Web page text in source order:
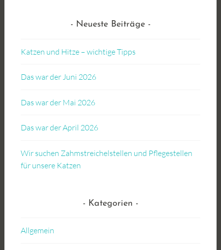
Neueste Beiträge
Katzen und Hitze – wichtige Tipps
Das war der Juni 2026
Das war der Mai 2026
Das war der April 2026
Wir suchen Zahmstreichelstellen und Pflegestellen
für unsere Katzen
Kategorien
Allgemein